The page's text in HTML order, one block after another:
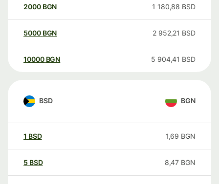
2000 BGN 1 180,88 BSD
5000 BGN 2 952,21 BSD
10000 BGN 5 904,41 BSD
BSD BGN
1 BSD 1,69 BGN
5 BSD 8,47 BGN